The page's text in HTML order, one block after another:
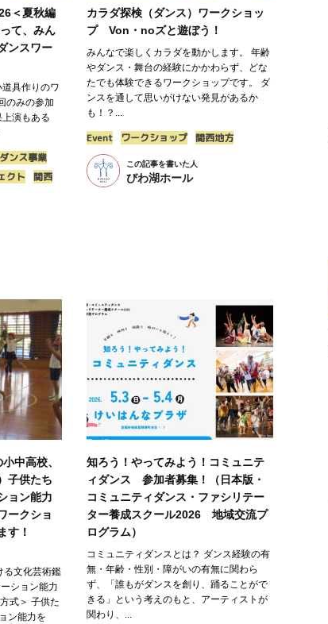
＜夏秋編
て、みん
ンスワー
具作りのワ
のみの参加
演もある
ンス事業
クト
関西
カラダ探検（ダンス）ワークショッ
プ Von・noズと遊ぼう！
みんなで楽しくカラダを動かします。 年齢
やダンス・舞台の経験にかかわらず、どな
たでも体験できるワークショップです。 ダ
ンスを通して思いがけない発見があるか
も！？...
Event ワークショップ 関西地方
この記事を書いた人
びわ湖ホール
中高校、
子供たち
ョン能力
ークショ
す！
る文化芸術鑑
ション能力
式＞ 子供た
ン能力を
知ろう！やってみよう！コミュニテ
ィダンス 参加者募集！（日本版・
コミュニティダンス・ファシリテー
ター養成スクール2026 地域交流プ
ログラム）
コミュニティダンスとは？ ダンス経験の有
無・年齢・性別・障がいの有無に関わら
ず、「誰もがダンスを創り、踊ることがで
きる」という考えのもと、アーティストが
関わり、...